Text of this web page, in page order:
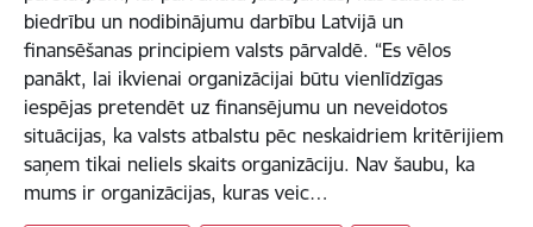
biedrību un nodibinājumu darbību Latvijā un
finansēšanas principiem valsts pārvaldē. “Es vēlos
panākt, lai ikvienai organizācijai būtu vienlīdzīgas
iespējas pretendēt uz finansējumu un neveidotos
situācijas, ka valsts atbalstu pēc neskaidriem kritērijiem
saņem tikai neliels skaits organizāciju. Nav šaubu, ka
mums ir organizācijas, kuras veic…